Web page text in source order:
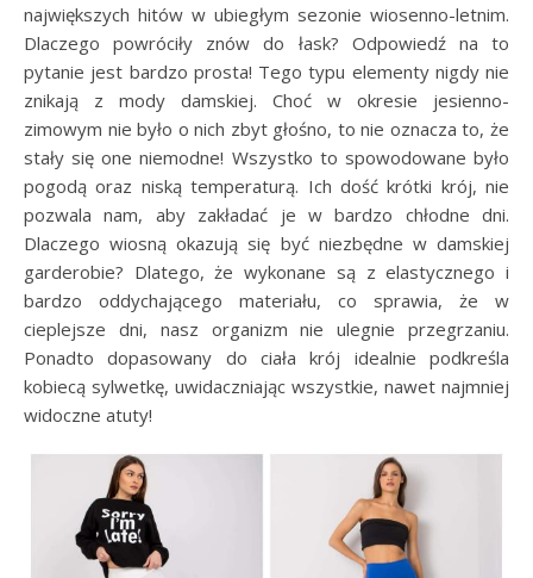
największych hitów w ubiegłym sezonie wiosenno-letnim.
Dlaczego powróciły znów do łask? Odpowiedź na to
pytanie jest bardzo prosta! Tego typu elementy nigdy nie
znikają z mody damskiej. Choć w okresie jesienno-
zimowym nie było o nich zbyt głośno, to nie oznacza to, że
stały się one niemodne! Wszystko to spowodowane było
pogodą oraz niską temperaturą. Ich dość krótki krój, nie
pozwala nam, aby zakładać je w bardzo chłodne dni.
Dlaczego wiosną okazują się być niezbędne w damskiej
garderobie? Dlatego, że wykonane są z elastycznego i
bardzo oddychającego materiału, co sprawia, że w
cieplejsze dni, nasz organizm nie ulegnie przegrzaniu.
Ponadto dopasowany do ciała krój idealnie podkreśla
kobiecą sylwetkę, uwidaczniając wszystkie, nawet najmniej
widoczne atuty!